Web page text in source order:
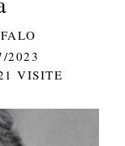
2023
VISITE